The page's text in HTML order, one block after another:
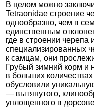
В целом можно
Tetraonidae строение
однообразно, чем в
единственным
где в строении черепа
специализированных
к самцам, они
Грубый зимний корм и
в больших
обусловили
— вытянутого,
уплощенного в